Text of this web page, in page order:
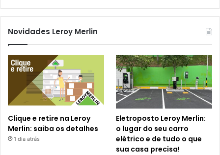
Novidades Leroy Merlin
Clique e retire na Leroy
Merlin: saiba os detalhes
1 dia atrás
Eletroposto Leroy Merlin:
o lugar do seu carro
elétrico e de tudo o que
sua casa precisa!